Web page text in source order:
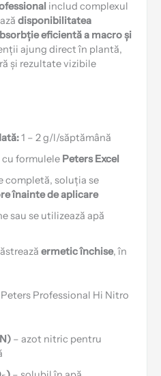
includ complexul
disponibilitatea
eficientă a macro și
ajung direct în plantă,
și rezultate vizibile
1 – 2 g/l/săptămână
cu formulele Peters Excel
completă, soluția se
înainte de aplicare
sau se utilizează apă
ermetic închise, în
Professional Hi Nitro
– azot nitric pentru